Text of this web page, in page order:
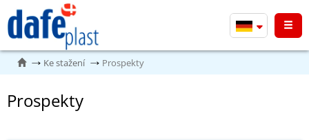
Menu
Ke stažení Prospekty
Prospekty